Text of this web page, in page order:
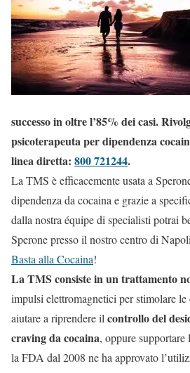
successo in oltre l’85% dei casi.
psicoterapeuta per dipendenza
linea diretta: 800 721244.
La TMS è efficacemente usata a
dipendenza da cocaina e grazie a
dalla nostra équipe di specialisti potrai
Sperone presso il nostro centro di
Basta alla Cocaina!
La TMS consiste in un trattamento
impulsi elettromagnetici per stimolare
aiutare a riprendere ilcontrollo del
craving da cocaina, oppure supportare
la FDA dal 2008 ne ha approvato